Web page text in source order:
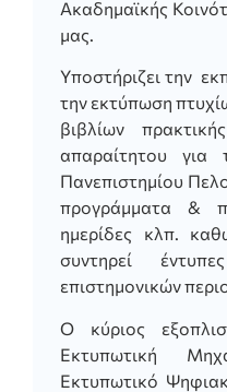
Ακαδημαϊκής
μας.
Υποστήριζει την εκ
την εκτύπωση π
βιβλίων πρα
απαραίτητου για
Πανεπιστημίου
προγράμματα &
ημερίδες κλπ.
συντηρεί
έντυπες
επιστημονικώνπ
Ο κύριος εξοπ
Εκτυπωτική Μ
Εκτυπωτικό Ψηφια